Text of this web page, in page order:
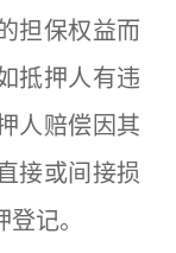
担保权益而
抵押人有违
人赔偿因其
接或间接损
记。